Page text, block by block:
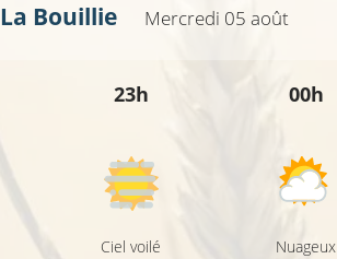
La Bouillie Mercredi 05 août
23h
Ciel voilé
00h
Nuageux